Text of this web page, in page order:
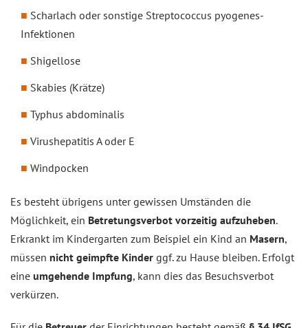
Scharlach oder sonstige Streptococcus pyogenes-
Infektionen
Shigellose
Skabies (Krätze)
Typhus abdominalis
Virushepatitis A oder E
Windpocken
Es besteht übrigens unter gewissen Umständen die
Möglichkeit, ein Betretungsverbot vorzeitig aufzuheben.
Erkrankt im Kindergarten zum Beispiel ein Kind an Masern,
müssen nicht geimpfte Kinder ggf. zu Hause bleiben. Erfolgt
eine umgehende Impfung, kann dies das Besuchsverbot
verkürzen.